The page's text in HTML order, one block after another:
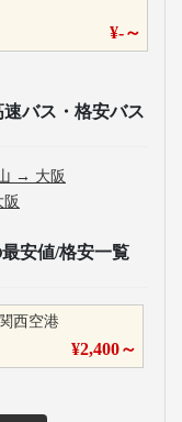
¥-～
速バス・格安バス
→ 大阪
阪
安値/格安一覧
関西空港
¥2,400～